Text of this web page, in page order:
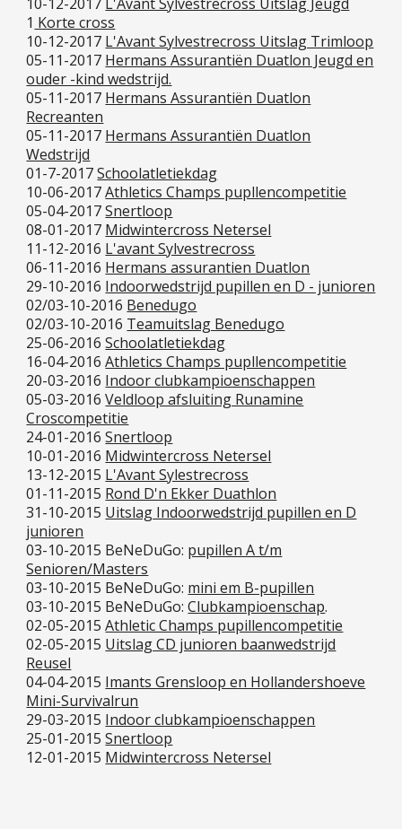
1 Korte cross
10-12-2017 L'Avant Sylvestrecross Uitslag Trimloop
05-11-2017 Hermans Assurantiën Duatlon Jeugd en
ouder -kind wedstrijd.
05-11-2017 Hermans Assurantiën Duatlon
Recreanten
05-11-2017 Hermans Assurantiën Duatlon
Wedstrijd
01-7-2017 Schoolatletiekdag
10-06-2017Athletics Champs pupllencompetitie
05-04-2017 Snertloop
08-01-2017 Midwintercross Netersel
11-12-2016 L'avant Sylvestrecross
06-11-2016 Hermans assurantien Duatlon
29-10-2016 Indoorwedstrijd pupillen en D - junioren
02/03-10-2016 Benedugo
02/03-10-2016 Teamuitslag Benedugo
25-06-2016 Schoolatletiekdag
16-04-2016 Athletics Champs pupllencompetitie
20-03-2016 Indoor clubkampioenschappen
05-03-2016 Veldloop afsluiting Runamine
Croscompetitie
24-01-2016 Snertloop
10-01-2016 Midwintercross Netersel
13-12-2015 L'Avant Sylestrecross
01-11-2015 Rond D'n Ekker Duathlon
31-10-2015 Uitslag Indoorwedstrijd pupillen en D
junioren
03-10-2015 BeNeDuGo: pupillen A t/m
Senioren/Masters
03-10-2015 BeNeDuGo: mini em B-pupillen
03-10-2015 BeNeDuGo:Clubkampioenschap.
02-05-2015 Athletic Champs pupillencompetitie
02-05-2015 Uitslag CD junioren baanwedstrijd
Reusel
04-04-2015 Imants Grensloop en Hollandershoeve
Mini-Survivalrun
29-03-2015 Indoor clubkampioenschappen
25-01-2015 Snertloop
12-01-2015 Midwintercross Netersel